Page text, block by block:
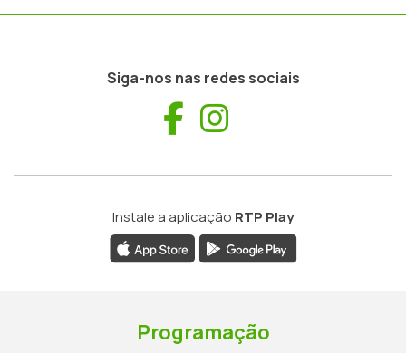
Siga-nos nas redes sociais
Facebook
Instale a aplicação RTP Play
Programação